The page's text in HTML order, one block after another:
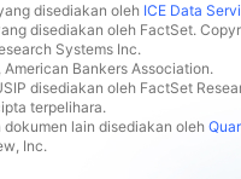
disediakan oleh ICE Data
disediakan oleh FactSet.
Systems Inc.
Bankers Association.
disediakan oleh FactSet
terpelihara.
dokumen lain disediakan oleh
Inc.